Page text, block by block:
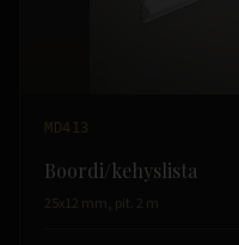
MD413
Boordi/kehyslista
25x12 mm, pit. 2 m